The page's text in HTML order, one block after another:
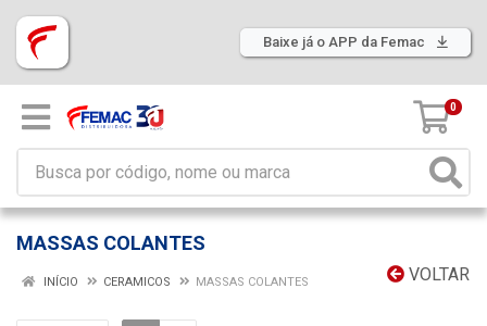
Baixe já o APP da Femac
0
MASSAS COLANTES
VOLTAR
INÍCIO CERAMICOS MASSAS COLANTES